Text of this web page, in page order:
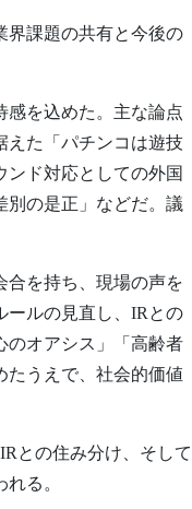
界課題の共有と今後の
感を込めた。主な論点
えた「パチンコは遊技
ンド対応としての外国
別の是正」などだ。議
合を持ち、現場の声を
ールの見直し、IRとの
のオアシス」「高齢者
たうえで、社会的価値
との住み分け、そして
る。